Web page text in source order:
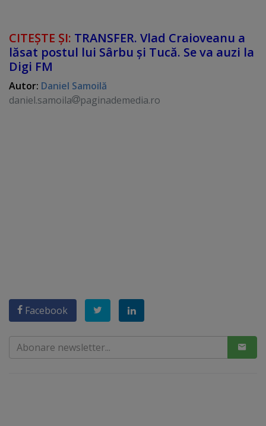
CITEŞTE ŞI: TRANSFER. Vlad Craioveanu a
lăsat postul lui Sârbu şi Tucă. Se va auzi la
Digi FM
Autor: Daniel Samoilă
daniel.samoila
paginademedia.ro
Facebook